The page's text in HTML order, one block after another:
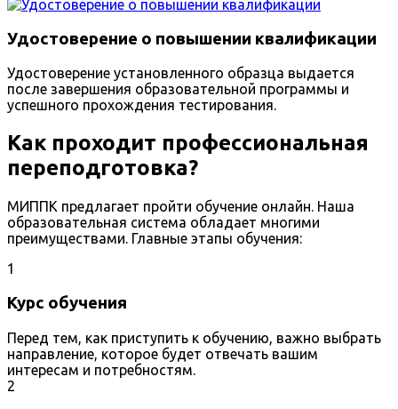
Удостоверение о повышении квалификации
Удостоверение установленного образца выдается
после завершения образовательной программы и
успешного прохождения тестирования.
Как проходит профессиональная
переподготовка?
МИППК предлагает пройти обучение онлайн. Наша
образовательная система обладает многими
преимуществами. Главные этапы обучения:
1
Курс обучения
Перед тем, как приступить к обучению, важно выбрать
направление, которое будет отвечать вашим
интересам и потребностям.
2